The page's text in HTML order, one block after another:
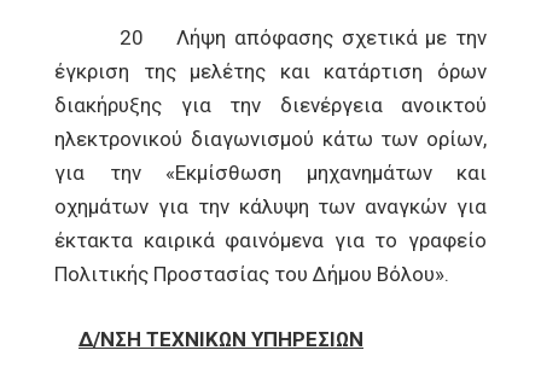
20 Λήψη απόφασης σχετικά με την
έγκριση της μελέτης και κατάρτιση όρων
διακήρυξης για την διενέργεια ανοικτού
ηλεκτρονικού διαγωνισμού κάτω των ορίων,
για την «Εκμίσθωση μηχανημάτων και
οχημάτων για την κάλυψη των αναγκών για
έκτακτα καιρικά φαινόμενα για το γραφείο
Πολιτικής Προστασίας του Δήμου Βόλου».
Δ/ΝΣΗ ΤΕΧΝΙΚΩΝ ΥΠΗΡΕΣΙΩΝ